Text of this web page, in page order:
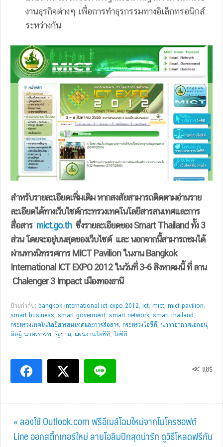
งานธุรกิจต่างๆ เพื่อการทำธุรกรรมทางอิเล็กทรอนิกส์
ระหว่างกัน
สำหรับรายละเอียดเพิ่มเติม หากสงสัยสามารถติดตามอ่านราย
ละเอียดได้ทางเว็บไซต์กระทรวงเทคโนโลยีสารสนเทศและการ
สื่อสาร mict.go.thซึ่งรายละเอียดของ Smart Thailand ทั้ง 3
ส่วน โดยจะอยู่บนสุดของเว็บไซต์ และ นอกจากนี้สามารถชมได้
ผ่านทางนิทรรศการ MICT Pavilion ในงาน Bangkok
International ICT EXPO 2012 ในวันที่ 3-6 สิงหาคมนี้ ที่ ลาน
Chalenger 3 Impact เมืองทองธานี
ป้ายกำกับ: bangkok international ict expo 2012 ict mict mict pavilion
smart business
smart goverment smart network smart thailand
กระทรวงเทคโนโลยีสารสนเทศและการสื่อสาร กระทรวงไอซีที
นาวาอากาศเอกอนุ
ดิษฐ์ นาครทรรพ รัฐบาล แผนงานไอซีที ไอซีที
≪ แชร์
Previous
Post:
« ลองใช้ Outlook.com ฟรีอีเมล์โฉมใหม่จากไมโครซอฟต์
Next
Line ออกสติ๊กเกอร์ใหม่ ลายโอลิมปิกสุดน่ารัก ดูวิธีโหลดฟรีกัน